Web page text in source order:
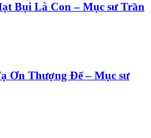
Bụi Là Con – Mục sư Trần
Ơn Thượng Đế – Mục sư